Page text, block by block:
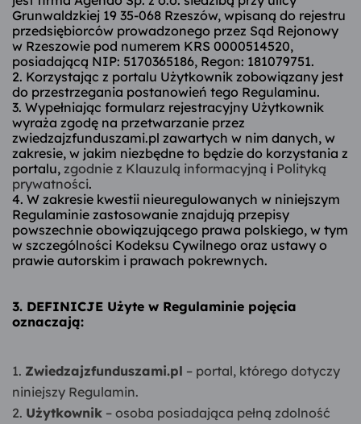
Grunwaldzkiej 19 35-068 Rzeszów, wpisaną do rejestru
przedsiębiorców prowadzonego przez Sąd Rejonowy
w Rzeszowie pod numerem KRS 0000514520,
posiadającą NIP: 5170365186, Regon: 181079751.
2. Korzystając z portalu Użytkownik zobowiązany jest
do przestrzegania postanowień tego Regulaminu.
3. Wypełniając formularz rejestracyjny Użytkownik
wyraża zgodę na przetwarzanie przez
zwiedzajzfunduszami.pl zawartych w nim danych, w
zakresie, w jakim niezbędne to będzie do korzystania z
portalu, zgodnie z Klauzulą informacyjną i Polityką
prywatności.
4. W zakresie kwestii nieuregulowanych w niniejszym
Regulaminie zastosowanie znajdują przepisy
powszechnie obowiązującego prawa polskiego, w tym
w szczególności Kodeksu Cywilnego oraz ustawy o
prawie autorskim i prawach pokrewnych.
3. DEFINICJE Użyte w Regulaminie pojęcia
oznaczają:
Zwiedzajzfunduszami.pl – portal, którego dotyczy
niniejszy Regulamin.
Użytkownik – osoba posiadająca pełną zdolność